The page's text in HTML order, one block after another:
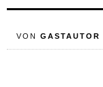
VON GASTAUTOR